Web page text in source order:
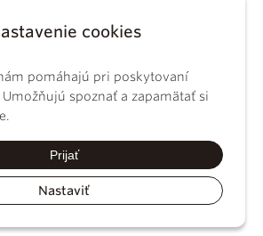
cookies
pomáhajú pri poskytovaní
spoznať a zapamätať si
Prijať
Nastaviť